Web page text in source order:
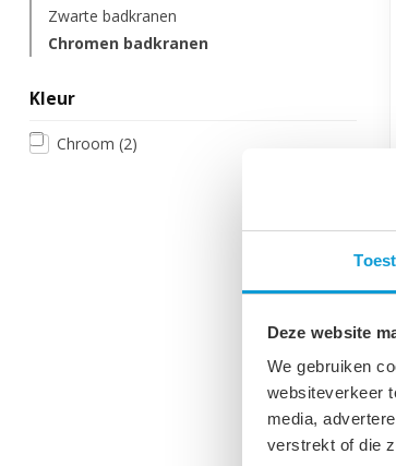
Deze website
We gebruiken
websiteverkeer
media,
verstrekt of die
Zwarte badkranen
Chromen badkranen
Kleur
Chroom (2)